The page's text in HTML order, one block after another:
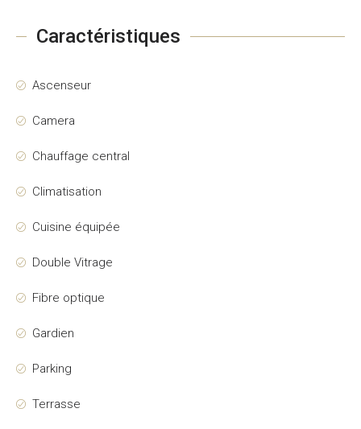
Caractéristiques
Ascenseur
Camera
Chauffage central
Climatisation
Cuisine équipée
Double Vitrage
Fibre optique
Gardien
Parking
Terrasse